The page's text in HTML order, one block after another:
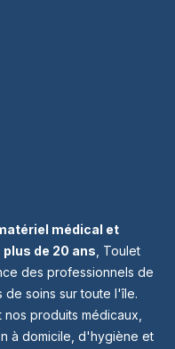
médical et
de 20 ans , Toulet
des professionnels de
de soins sur toute l'île.
produits médicaux,
à domicile, d'hygiène et